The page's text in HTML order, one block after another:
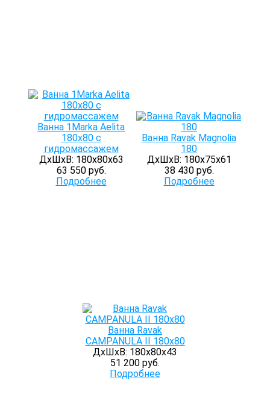
Ванна 1Marka Aelita
180х80 с
гидромассажем
ДхШхВ: 180х80х63
63 550 руб.
Подробнее
Ванна Ravak Magnolia
180
ДхШхВ: 180х75х61
38 430 руб.
Подробнее
Ванна Ravak
CAMPANULA II 180x80
ДхШхВ: 180х80х43
51 200 руб.
Подробнее